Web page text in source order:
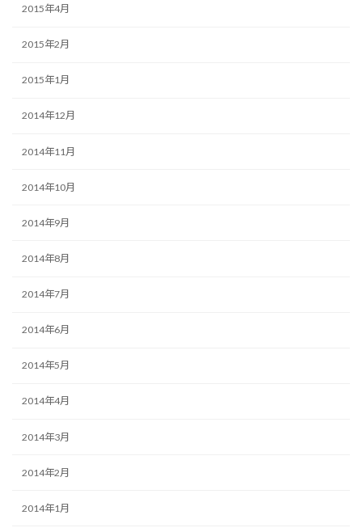
2015年4月
2015年2月
2015年1月
2014年12月
2014年11月
2014年10月
2014年9月
2014年8月
2014年7月
2014年6月
2014年5月
2014年4月
2014年3月
2014年2月
2014年1月